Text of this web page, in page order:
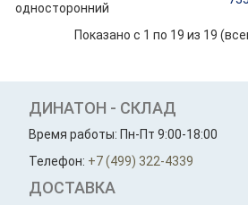
Показано с 1 по 19 из 19
ДИНАТОН - СКЛАД
Время работы: Пн-Пт 9:00-18:00
Телефон: +7 (499) 322-4339
ДОСТАВКА